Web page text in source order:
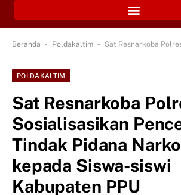
Beranda - Poldakaltim - Sat Resnarkoba Polres PPU Sosialisasikan Pencegahan
POLDAKALTIM
Sat Resnarkoba
Sosialisasikan
Tindak Pidana
kepada Siswa-siswi
Kabupaten PPU